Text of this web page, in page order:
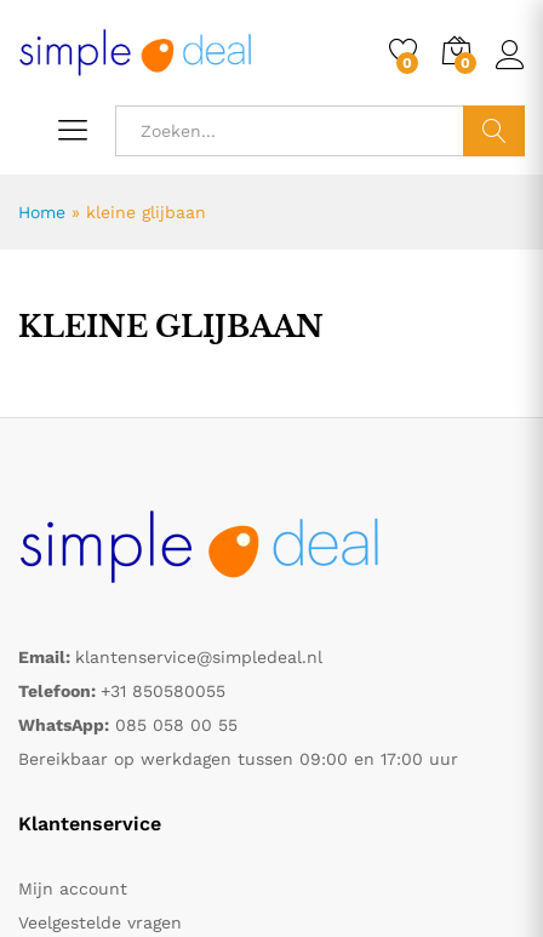
0 0
Home » kleine glijbaan
KLEINE GLIJBAAN
Email: klantenservice@simpledeal.nl
Telefoon: +31 850580055
WhatsApp: 085 058 00 55
Bereikbaar op werkdagen tussen 09:00 en 17:00 uur
Klantenservice
Mijn account
Veelgestelde vragen